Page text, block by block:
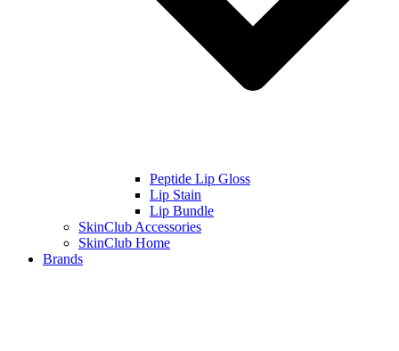
Peptide Lip Gloss
Lip Stain
Lip Bundle
SkinClub Accessories
SkinClub Home
Brands